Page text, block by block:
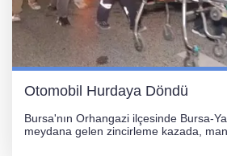
Otomobil Hurdaya Döndü
Bursa'nın Orhangazi ilçesinde Bursa-
meydana gelen zincirleme kazada,